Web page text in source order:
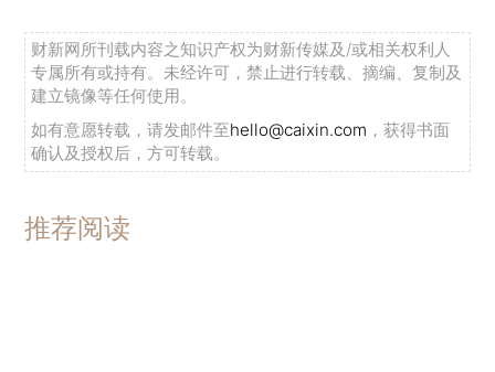
财新网所刊载内容之知识产权为财新传媒及/或相关权利人
专属所有或持有。未经许可，禁止进行转载、摘编、复制及
建立镜像等任何使用。
如有意愿转载，请发邮件至hello@caixin.com ，获得书面
确认及授权后，方可转载。
推荐阅读